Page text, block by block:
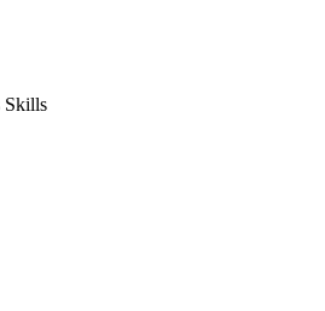
Skills